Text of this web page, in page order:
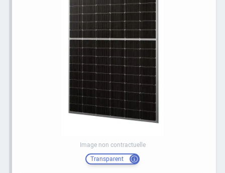
Image non contractuelle
Transparent